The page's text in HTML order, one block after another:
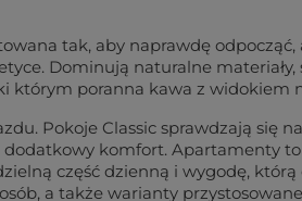
tak, aby naprawdę
Dominują naturalne
którym poranna kawa z widokiem
Pokoje Classic sprawdzają się
komfort. Apartamenty
część dzienną i wygodę,
a także warianty